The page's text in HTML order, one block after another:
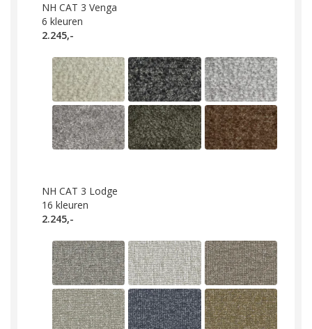
NH CAT 3 Venga
6 kleuren
2.245,-
NH CAT 3 Lodge
16 kleuren
2.245,-